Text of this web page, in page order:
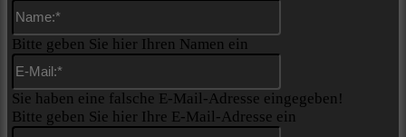
Bitte geben Sie hier Ihren Namen ein
Sie haben eine falsche E-Mail-Adresse eingegeben!
Bitte geben Sie hier Ihre E-Mail-Adresse ein